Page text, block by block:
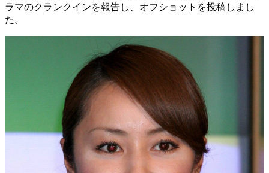
ラマのクランクインを報告し、オフショットを投稿しまし
た。